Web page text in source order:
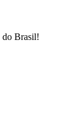
do Brasil!